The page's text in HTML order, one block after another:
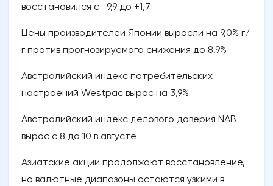
восстановился с -9,9 до +1,7
Цены производителей Японии выросли на 9,0% г/
г против прогнозируемого снижения до 8,9%
Австралийский индекс потребительских
настроений Westpac вырос на 3,9%
Австралийский индекс делового доверия NAB
вырос с 8 до 10 в августе
Азиатские акции продолжают восстановление,
но валютные диапазоны остаются узкими в